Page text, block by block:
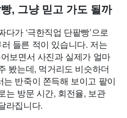
, 그냥 믿고 가도 될까
가 ‘극한직업 단팥빵’으로
들른 적이 있습니다. 저는
보면서 사진과 실제가 얼마
봤는데, 먹거리도 비슷하더
반죽이 쫀득해 보이고 팥이
는 방문 시간, 회전율, 보관
라집니다.